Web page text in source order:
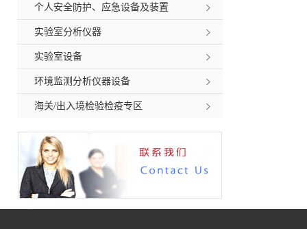
个人安全防护、应急设备及装置
实验室分析仪器
实验室设备
环境监测分析仪器设备
海关/出入境检验检疫专区